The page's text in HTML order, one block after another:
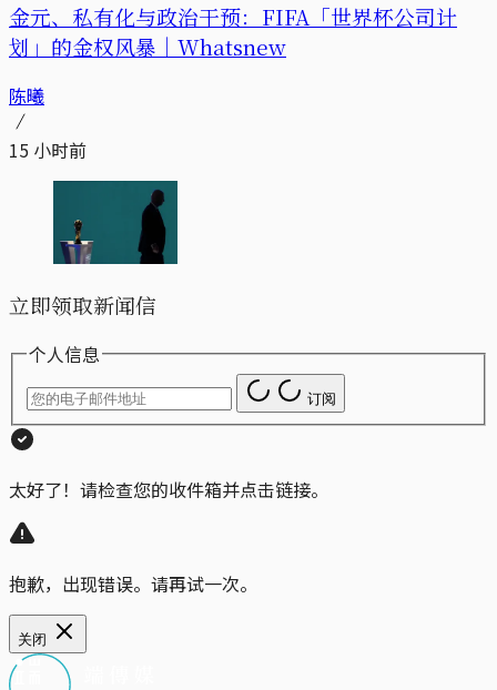
金元、私有化与政治干预：FIFA「世界杯公司计
划」的金权风暴｜Whatsnew
陈曦
15 小时前
立即领取新闻信
个人信息
订阅
太好了！请检查您的收件箱并点击链接。
抱歉，出现错误。请再试一次。
关闭